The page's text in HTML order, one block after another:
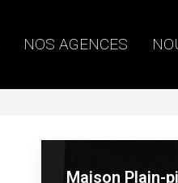
NOS AGENCES
Maison Plain-